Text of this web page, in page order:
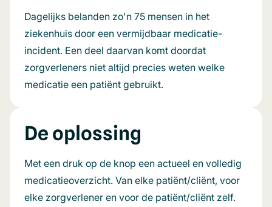
Dagelijks belanden zo'n 75 mensen in het
ziekenhuis door een vermijdbaar medicatie-
incident. Een deel daarvan komt doordat
zorgverleners niet altijd precies weten welke
medicatie een patiënt gebruikt.
De oplossing
Met een druk op de knop een actueel en volledig
medicatieoverzicht. Van elke patiënt/cliënt, voor
elke zorgverlener en voor de patiënt/cliënt zelf.